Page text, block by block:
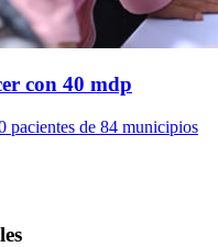
con 40 mdp
pacientes de 84 municipios